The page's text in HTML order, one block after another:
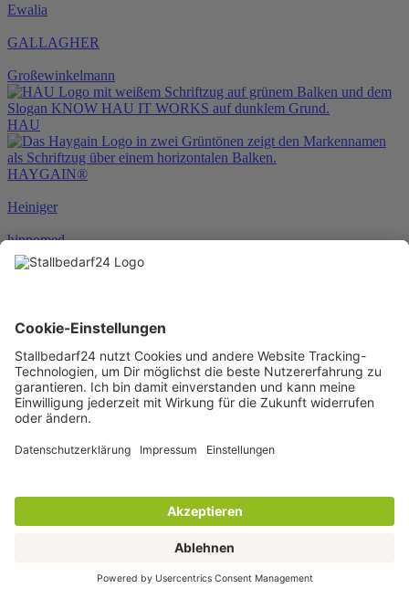
Ewalia
GALLAGHER
Großewinkelmann
HAU
HAYGAIN®
Heiniger
hippomed
HKM
HORSEWARE®
JOSERA
Karlie
KENTUCKY®
KERBL